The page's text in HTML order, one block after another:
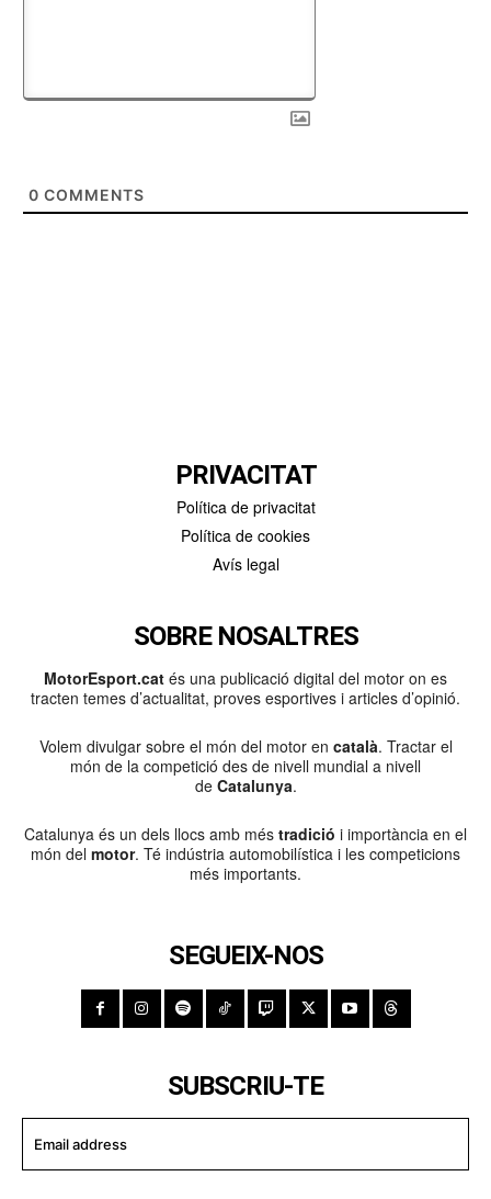
0 COMMENTS
PRIVACITAT
Política de privacitat
Política de cookies
Avís legal
SOBRE NOSALTRES
MotorEsport.cat és una publicació digital del motor on es
tracten temes d’actualitat, proves esportives i articles d’opinió.
Volem divulgar sobre el món del motor en català. Tractar el
món de la competició des de nivell mundial a nivell
de Catalunya.
Catalunya és un dels llocs amb més tradició i importància en el
món del motor. Té indústria automobilística i les competicions
més importants.
SEGUEIX-NOS
SUBSCRIU-TE